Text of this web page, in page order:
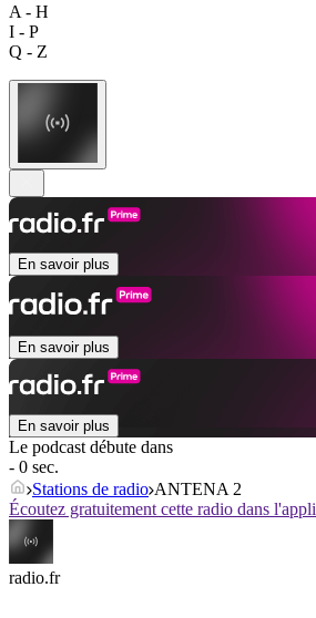
A - H
I - P
Q - Z
En savoir plus
En savoir plus
En savoir plus
Le podcast débute dans
- 0 sec.
Stations de radio ANTENA 2
Écoutez gratuitement cette radio dans
radio.fr